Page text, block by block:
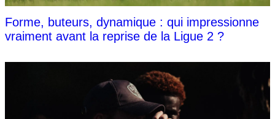
Forme, buteurs, dynamique : qui impressionne
vraiment avant la reprise de la Ligue 2 ?